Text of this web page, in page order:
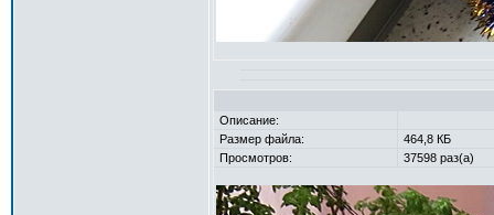
Описание:
Размер файла:
464,8 КБ
Просмотров:
37598 раз(а)